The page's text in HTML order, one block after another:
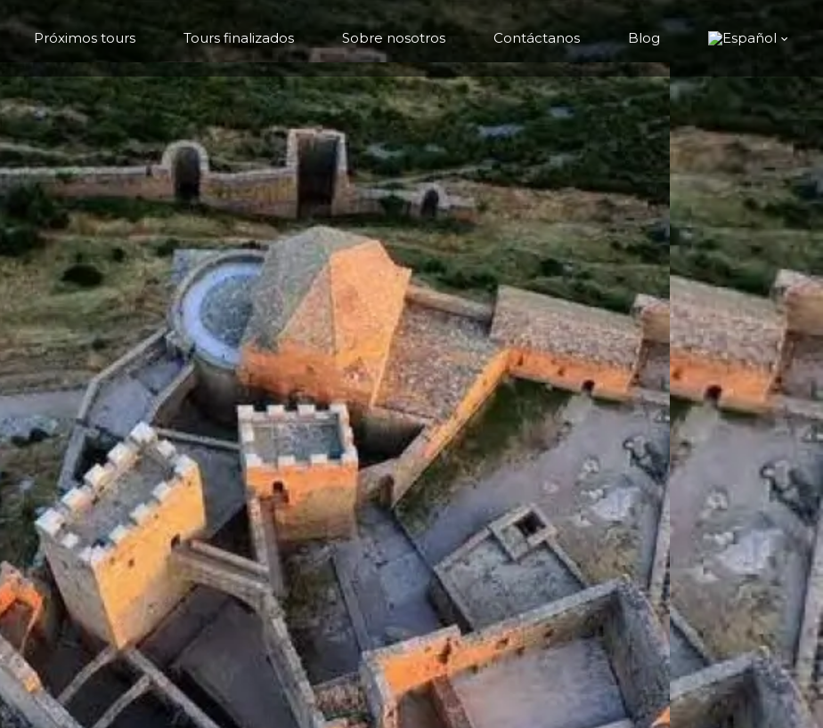
Próximos tours Tours finalizados Sobre nosotros Contáctanos Blog